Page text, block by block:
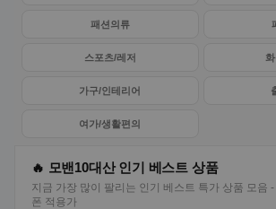
패션의류
스포츠/레저
가구/인테리어
여가/생활편의
🔥 모밴10대산 인기 베스트 상품
지금 가장 많이 팔리는 인기 베스트 특가 상품 모음
폰 적용가